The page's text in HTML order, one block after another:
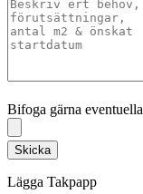
Bifoga gärna
Skicka
Lägga Takpapp